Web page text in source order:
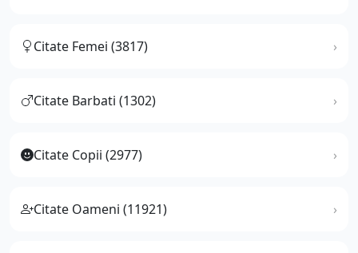
Citate Femei (3817)
Citate Barbati (1302)
Citate Copii (2977)
Citate Oameni (11921)